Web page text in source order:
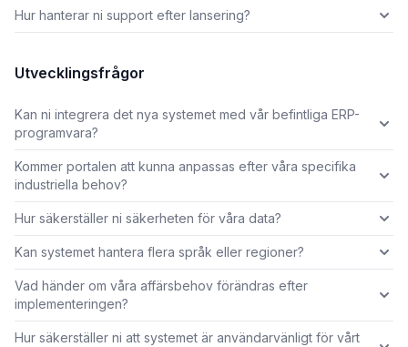
Hur hanterar ni support efter lansering?
Utvecklingsfrågor
Kan ni integrera det nya systemet med vår befintliga ERP-
programvara?
Kommer portalen att kunna anpassas efter våra specifika
industriella behov?
Hur säkerställer ni säkerheten för våra data?
Kan systemet hantera flera språk eller regioner?
Vad händer om våra affärsbehov förändras efter
implementeringen?
Hur säkerställer ni att systemet är användarvänligt för vårt